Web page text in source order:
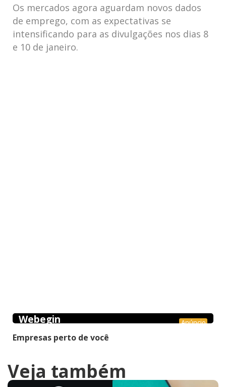
Os mercados agora aguardam novos dados
de emprego, ‍com as expectativas se
intensificando para as divulgações nos dias 8
e 10 de janeiro.
Anúncio
Webegin
Empresas perto de você
Veja também